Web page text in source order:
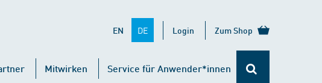
EN DE Login Zum Shop
Mitwirken Service für Anwender*innen